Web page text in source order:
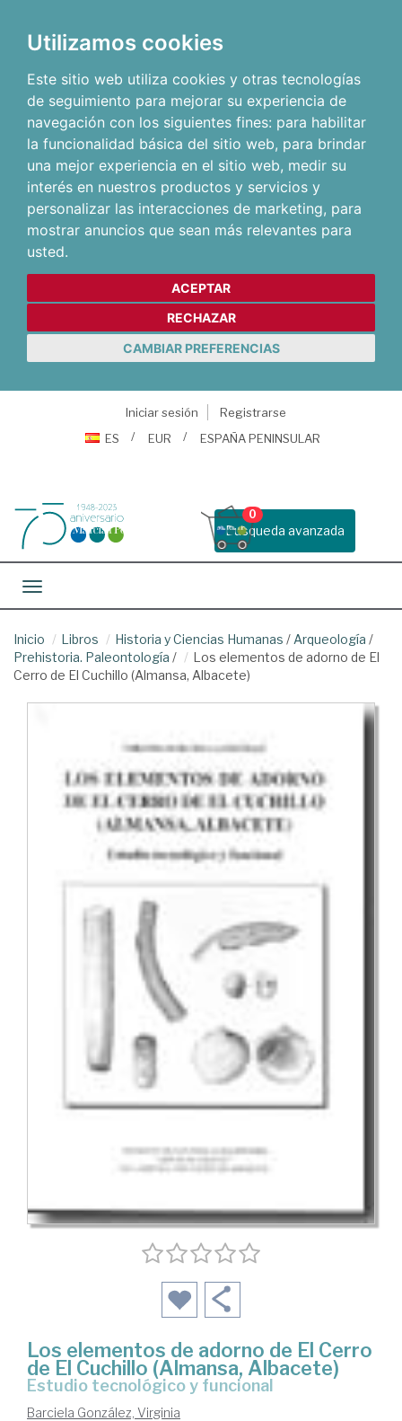
Utilizamos cookies
Este sitio web utiliza cookies y otras tecnologías
de seguimiento para mejorar su experiencia de
navegación con los siguientes fines: para habilitar
la funcionalidad básica del sitio web, para brindar
una mejor experiencia en el sitio web, medir su
interés en nuestros productos y servicios y
personalizar las interacciones de marketing, para
mostrar anuncios que sean más relevantes para
usted.
ACEPTAR
RECHAZAR
CAMBIAR PREFERENCIAS
Iniciar sesión
Registrarse
ES
EUR ESPAÑA PENINSULAR
Busqueda avanzada
0
Toggle navigation
Inicio Libros Historia y Ciencias Humanas / Arqueología /
Prehistoria. Paleontología /
Los elementos de adorno de El
Cerro de El Cuchillo (Almansa, Albacete)
Los elementos de adorno de El Cerro
de El Cuchillo (Almansa, Albacete)
estudio tecnológico y funcional
Barciela González, Virginia